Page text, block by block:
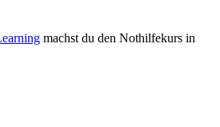
machst du den Nothilfekurs in